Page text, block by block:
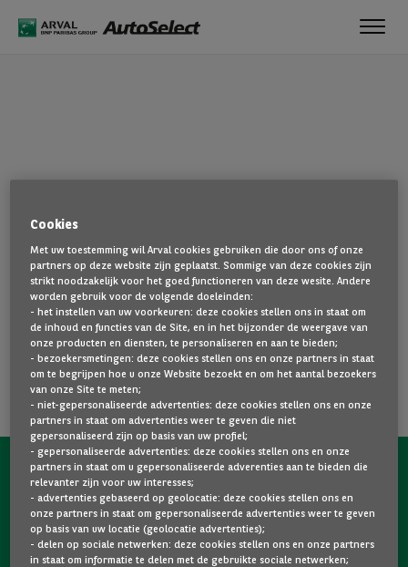
startpagina door hier te klikken.
TERUG NAAR DE STARTPAGINA
TOON AL ONZE VOERTUIGEN
NEEM NU CONTACT OP MET ONS!
Een vraag?
Wij zijn er voor u.
Cookies
Met uw toestemming wil Arval cookies gebruiken die door ons of onze
partners op deze website zijn geplaatst. Sommige van deze cookies zijn
strikt noodzakelijk voor het goed functioneren van deze wesite. Andere
worden gebruik voor de volgende doeleinden:
- het instellen van uw voorkeuren: deze cookies stellen ons in staat om
de inhoud en functies van de Site, en in het bijzonder de weergave van
onze producten en diensten, te personaliseren en aan te bieden;
- bezoekersmetingen: deze cookies stellen ons en onze partners in staat
om te begrijpen hoe u onze Website bezoekt en om het aantal bezoekers
van onze Site te meten;
- niet-gepersonaliseerde advertenties: deze cookies stellen ons en onze
partners in staat om advertenties weer te geven die niet
gepersonaliseerd zijn op basis van uw profiel;
- gepersonaliseerde advertenties: deze cookies stellen ons en onze
partners in staat om u gepersonaliseerde adverenties aan te bieden die
relevanter zijn voor uw interesses;
- advertenties gebaseerd op geolocatie: deze cookies stellen ons en
onze partners in staat om gepersonaliseerde advertenties weer te geven
op basis van uw locatie (geolocatie advertenties);
- delen op sociale netwerken: deze cookies stellen ons en onze partners
in staat om informatie te delen met de gebruikte sociale netwerken;